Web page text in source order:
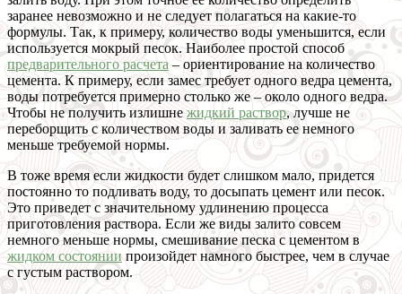
заранее невозможно и не следует полагаться на какие-то
формулы. Так, к примеру, количество воды уменьшится, если
используется мокрый песок. Наиболее простой способ
предварительного расчета – ориентирование на количество
цемента. К примеру, если замес требует одного ведра цемента,
воды потребуется примерно столько же – около одного ведра.
Чтобы не получить излишне жидкий раствор, лучше не
переборщить с количеством воды и заливать ее немного
меньше требуемой нормы.
В тоже время если жидкости будет слишком мало, придется
постоянно то подливать воду, то досыпать цемент или песок.
Это приведет с значительному удлинению процесса
приготовления раствора. Если же виды залито совсем
немного меньше нормы, смешивание песка с цементом в
жидком состоянии произойдет намного быстрее, чем в случае
с густым раствором.